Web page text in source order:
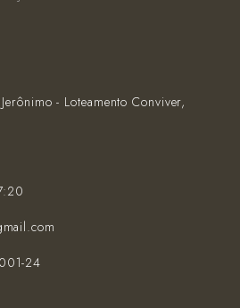
- Loteamento Conviver,
24